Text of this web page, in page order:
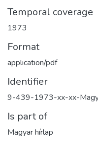
Temporal coverage
1973
Format
application/pdf
Identifier
9-439-1973-xx-xx-
Is part of
Magyar hírlap